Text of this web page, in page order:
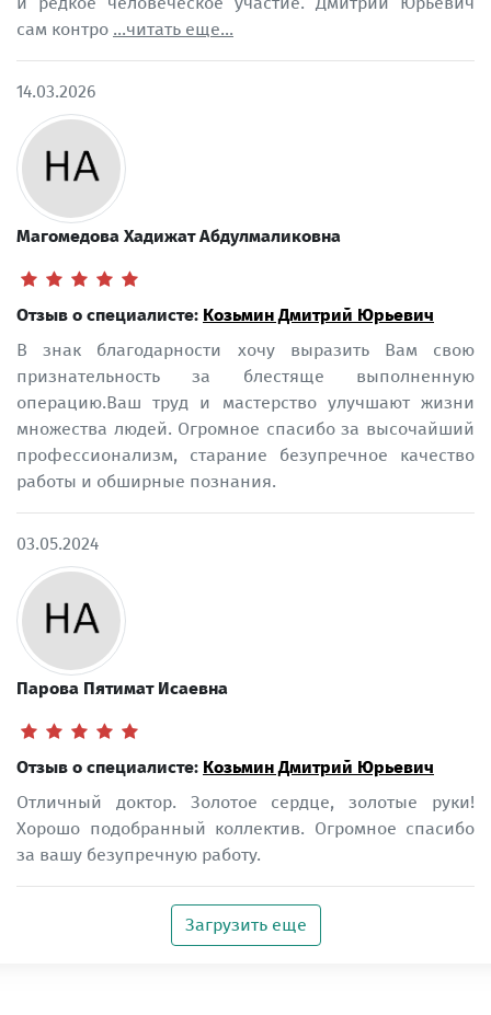
сам контро ...читать еще...
14.03.2026
Магомедова Хадижат Абдулмаликовна
Отзыв о специалисте: Козьмин Дмитрий Юрьевич
В знак благодарности хочу выразить Вам свою
признательность за блестяще выполненную
операцию.Ваш труд и мастерство улучшают жизни
множества людей. Огромное спасибо за высочайший
профессионализм, старание безупречное качество
работы и обширные познания.
03.05.2024
Парова Пятимат Исаевна
Отзыв о специалисте: Козьмин Дмитрий Юрьевич
Отличный доктор. Золотое сердце, золотые руки!
Хорошо подобранный коллектив. Огромное спасибо
за вашу безупречную работу.
Загрузить еще